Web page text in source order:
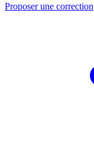
Proposer une correction